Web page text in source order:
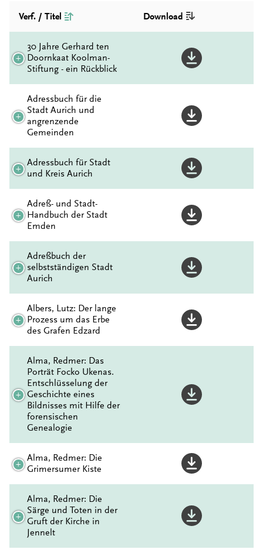
Verf. / Titel Download
30 Jahre Gerhard ten
Doornkaat Koolman-
Stiftung - ein Rückblick
Adressbuch für die
Stadt Aurich und
angrenzende
Gemeinden
Adressbuch für Stadt
und Kreis Aurich
Adreß- und Stadt-
Handbuch der Stadt
Emden
Adreßbuch der
selbstständigen Stadt
Aurich
Albers, Lutz: Der lange
Prozess um das Erbe
des Grafen Edzard
Alma, Redmer: Das
Porträt Focko Ukenas.
Entschlüsselung der
Geschichte eines
Bildnisses mit Hilfe der
forensischen
Genealogie
Alma, Redmer: Die
Grimersumer Kiste
Alma, Redmer: Die
Särge und Toten in der
Gruft der Kirche in
Jennelt